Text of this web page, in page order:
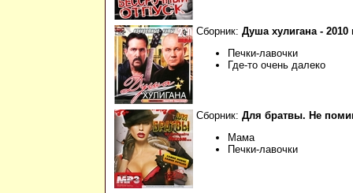
Сборник: Душа хулигана - 2010
Печки-лавочки
Где-то очень далеко
Сборник: Для братвы. Не
Мама
Печки-лавочки